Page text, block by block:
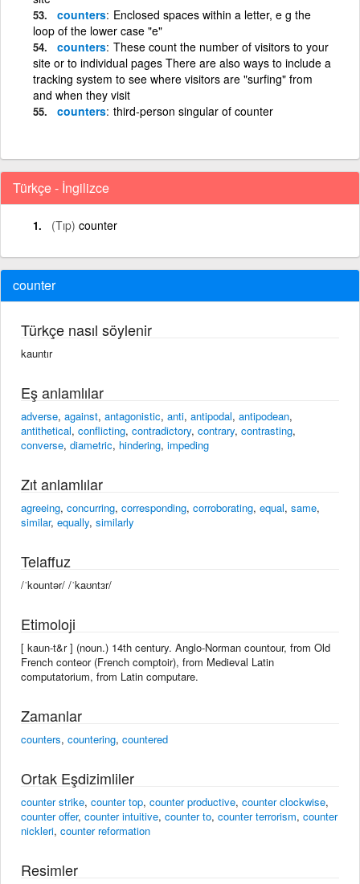
counters Enclosed spaces within a letter, e g the
loop of the lower case "e"
counters These count the number of visitors to your
site or to individual pages There are also ways to include a
tracking system to see where visitors are "surfing" from
and when they visit
counters third-person singular of counter
Türkçe - İngilizce
(Tıp) counter
counter
Türkçe nasıl söylenir
kauntır
Eş anlamlılar
adverse, against, antagonistic, anti, antipodal, antipodean,
antithetical, conflicting, contradictory, contrary, contrasting,
converse, diametric, hindering, impeding
Zıt anlamlılar
agreeing, concurring, corresponding, corroborating, equal, same,
similar, equally, similarly
Telaffuz
/ˈkountər/ /ˈkaʊntɜr/
Etimoloji
[ kaun-t&r ] (noun.) 14th century. Anglo-Norman countour, from Old
French conteor (French comptoir), from Medieval Latin
computatorium, from Latin computare.
Zamanlar
counters, countering, countered
Ortak Eşdizimliler
counter strike, counter top, counter productive, counter clockwise,
counter offer, counter intuitive, counter to, counter terrorism, counter
nickleri, counter reformation
Resimler